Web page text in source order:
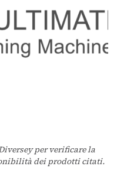
per verificare la
dei prodotti citati.